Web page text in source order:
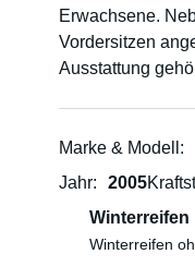
Erwachsene.
Vordersitzen
Ausstattung
gestattet.
Marke & Modell
Jahr
2005
Winterreifen
Winterreifen